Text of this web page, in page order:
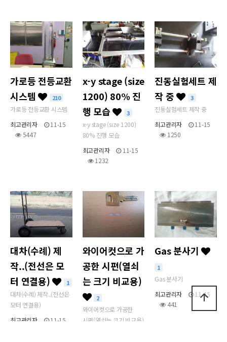
가로등 전등교환
시스템
210
가로등 전등교환 시스템
최고관리자
11-15
5447
x-y stage (size
1200) 80% 진
행 모습
3
x-y stage (size 1200)
80% 진행 모습
최고관리자
11-15
1232
진동실험세트 제
작 중
3
진동실험세트 제작 중
최고관리자
11-15
1250
대차(수례) 제
작..(전선은 모
터 연결용)
1
대차(수례) 제작..(전선은
모터 연결용)
최고관리자
11-15
와이어컷으로 가
공한 시편(열쇠
는 크기 비교용)
2
와이어컷으로 가공한
시편(열쇠는 크기 비교용)
Gas 분사기
1
Gas 분사기
최고관리자
11-15
441
arrow_upward